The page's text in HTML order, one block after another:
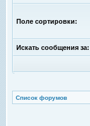
Поле сортировки:
Искать сообщения за:
Список форумов